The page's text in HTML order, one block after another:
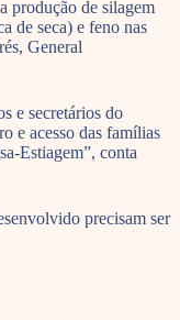
produção de silagem
de seca) e feno nas
General
e secretários do
e acesso das famílias
Estiagem”, conta
precisam ser